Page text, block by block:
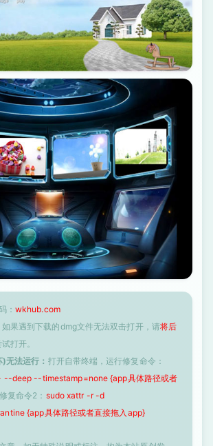
： wkhub.com
如果遇到下载的dmg文件无法双击打开，请将后
打开。
无法运行： 打开自带终端，运行修复命令：
deep --timestamp=none {app具体路径或者
复命令2： sudo xattr -r -d
{app具体路径或者直接拖入app}